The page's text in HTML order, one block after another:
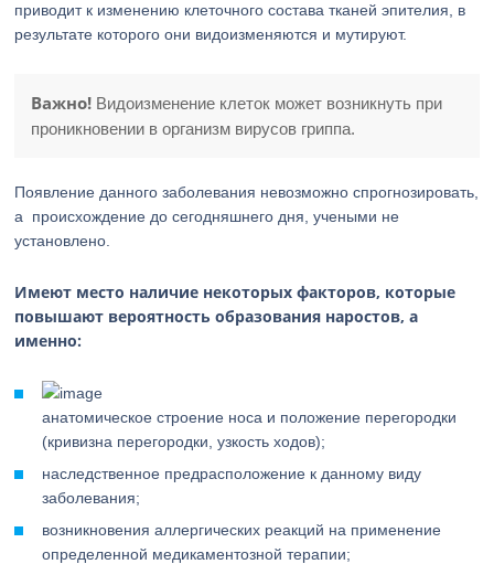
приводит к изменению клеточного состава тканей эпителия, в
результате которого они видоизменяются и мутируют.
Важно! Видоизменение клеток может возникнуть при
проникновении в организм вирусов гриппа.
Появление данного заболевания невозможно спрогнозировать,
а происхождение до сегодняшнего дня, учеными не
установлено.
Имеют место наличие некоторых факторов, которые
повышают вероятность образования наростов, а
именно:
анатомическое строение носа и положение перегородки
(кривизна перегородки, узкость ходов);
наследственное предрасположение к данному виду
заболевания;
возникновения аллергических реакций на применение
определенной медикаментозной терапии;